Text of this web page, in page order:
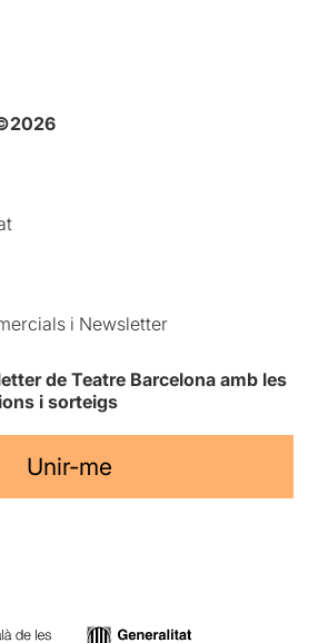
i Newsletter
de Teatre Barcelona amb les
i sorteigs
Unir-me